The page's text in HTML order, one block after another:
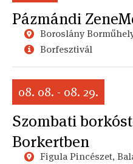
Pázmándi
Boroslány
Borfesztivál
08. 08. - 08. 29.
Szombati
Borkertben
Figula Pincészet,